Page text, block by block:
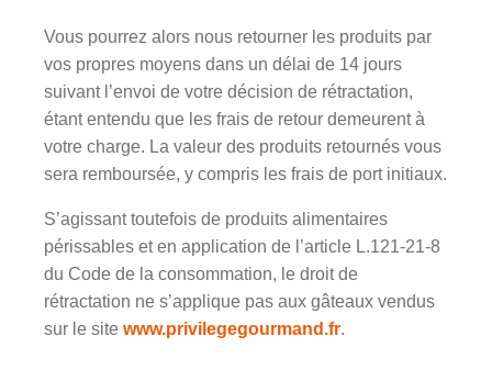
Vous pourrez alors nous retourner les produits par
vos propres moyens dans un délai de 14 jours
suivant l’envoi de votre décision de rétractation,
étant entendu que les frais de retour demeurent à
votre charge. La valeur des produits retournés vous
sera remboursée, y compris les frais de port initiaux.
S’agissant toutefois de produits alimentaires
périssables et en application de l’article L.121-21-8
du Code de la consommation, le droit de
rétractation ne s’applique pas aux gâteaux vendus
sur le sitewww.privilegegourmand.fr.